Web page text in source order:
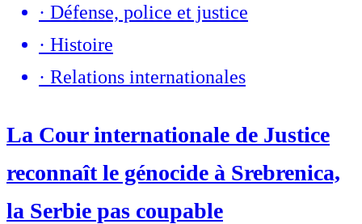
· Défense, police et justice
· Histoire
· Relations internationales
La Cour internationale de Justice
reconnaît le génocide à Srebrenica,
la Serbie pas coupable